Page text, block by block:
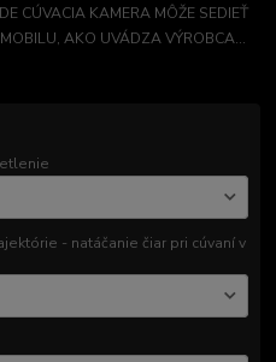
CÚVACIA KAMERA MÔŽE SEDIEŤ
AKO UVÁDZA VÝROBCA...
- natáčanie čiar pri cúvaní v